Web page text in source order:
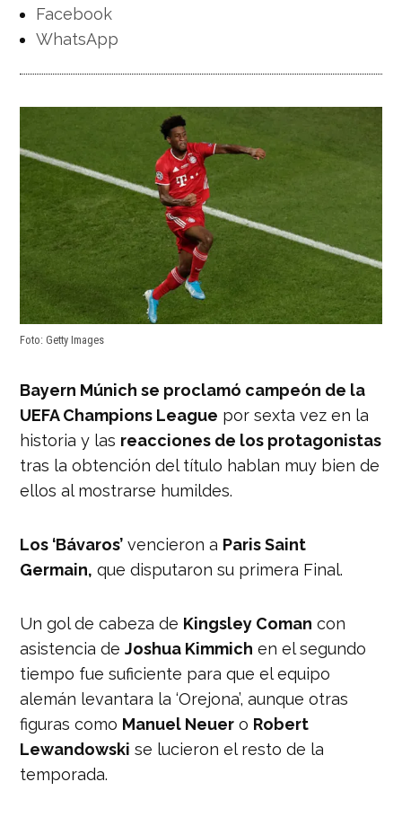
Facebook
WhatsApp
Foto: Getty Images
Bayern Múnich se proclamó campeón de la
UEFA Champions League por sexta vez en la
historia y las reacciones de los protagonistas
tras la obtención del título hablan muy bien de
ellos al mostrarse humildes.
Los ‘Bávaros’ vencieron a Paris Saint
Germain, que disputaron su primera Final.
Un gol de cabeza de Kingsley Coman con
asistencia deJoshua Kimmich en el segundo
tiempo fue suficiente para que el equipo
alemán levantara la ‘Orejona’, aunque otras
figuras como Manuel Neuer o Robert
Lewandowski se lucieron el resto de la
temporada.